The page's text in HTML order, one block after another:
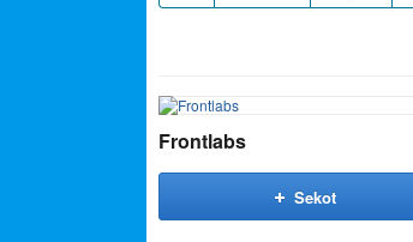
Frontlabs
Sekot